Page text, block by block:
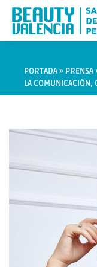
PORTADA» PRENSA
LA COMUNICACIÓN,